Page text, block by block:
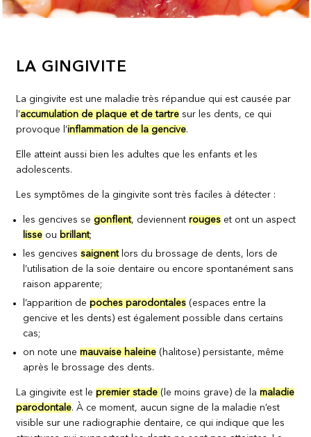
LA GINGIVITE
La gingivite est une maladie très répandue qui est causée par
l’accumulation de plaque et de tartre sur les dents, ce qui
provoque l’inflammation de la gencive.
Elle atteint aussi bien les adultes que les enfants et les
adolescents.
Les symptômes de la gingivite sont très faciles à détecter :
les gencives se gonflent, deviennentrouges et ont un aspect
lisse ou brillant;
les gencivessaignentlors du brossage de dents, lors de
l’utilisation de la soie dentaire ou encore spontanément sans
raison apparente;
l’apparition depoches parodontales (espaces entre la
gencive et les dents) est également possible dans certains
cas;
on note unemauvaise haleine (halitose) persistante, même
après le brossage des dents.
La gingivite est lepremier stade (le moins grave) de lamaladie
parodontale. À ce moment, aucun signe de la maladie n’est
visible sur une radiographie dentaire, ce qui indique que les